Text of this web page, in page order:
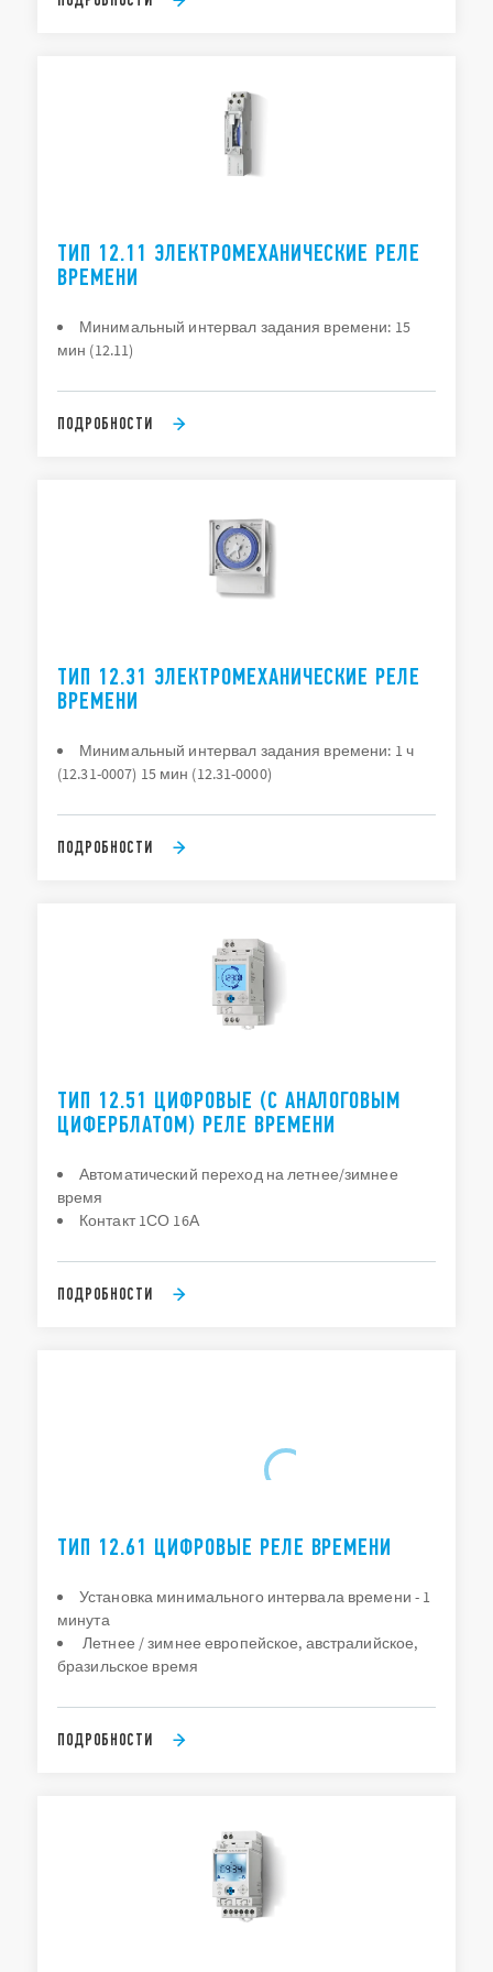
ТИП 12.11 ЭЛЕКТРОМЕХАНИЧЕСКИЕ РЕЛЕ
ВРЕМЕНИ
Минимальный интервал задания времени: 15
мин (12.11)
ПОДРОБНОСТИ
ТИП 12.31 ЭЛЕКТРОМЕХАНИЧЕСКИЕ РЕЛЕ
ВРЕМЕНИ
Минимальный интервал задания времени: 1 ч
(12.31-0007) 15 мин (12.31-0000)
ПОДРОБНОСТИ
ТИП 12.51 ЦИФРОВЫЕ (С АНАЛОГОВЫМ
ЦИФЕРБЛАТОМ) РЕЛЕ ВРЕМЕНИ
Автоматический переход на летнее/зимнее
время
Контакт 1СО 16А
ПОДРОБНОСТИ
ТИП 12.61 ЦИФРОВЫЕ РЕЛЕ ВРЕМЕНИ
Установка минимального интервала времени - 1
минута
Летнее / зимнее европейское, австралийское,
бразильское время
ПОДРОБНОСТИ